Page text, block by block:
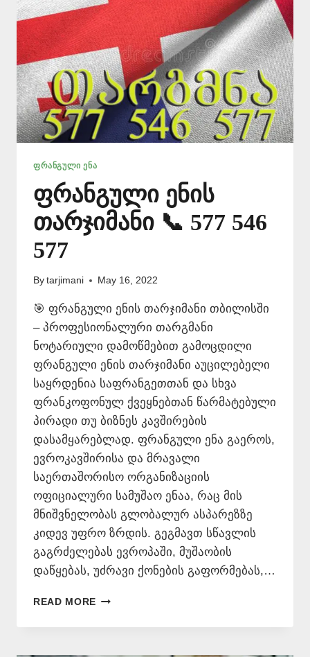
ᲤᲠᲐᲜᲒᲣᲚᲘ ᲔᲜᲐ
ფრანგული ენის
თარჯიმანი 📞 577 546
577
By tarjimani May 16, 2022
🎯 ფრანგული ენის თარჯიმანი თბილისში
– პროფესიონალური თარგმანი
ნოტარიული დამოწმებით გამოცდილი
ფრანგული ენის თარჯიმანი აუცილებელი
საყრდენია საფრანგეთთან და სხვა
ფრანკოფონულ ქვეყნებთან წარმატებული
პირადი თუ ბიზნეს კავშირების
დასამყარებლად. ფრანგული ენა გაეროს,
ევროკავშირისა და მრავალი
საერთაშორისო ორგანიზაციის
ოფიციალური სამუშაო ენაა, რაც მის
მნიშვნელობას გლობალურ ასპარეზზე
კიდევ უფრო ზრდის. გეგმავთ სწავლის
გაგრძელებას ევროპაში, მუშაობის
დაწყებას, უძრავი ქონების გაფორმებას,…
READ MORE ᲤᲠᲐᲜᲒᲣᲚᲘ
ᲗᲐᲠᲯᲘᲛᲐᲜᲘ